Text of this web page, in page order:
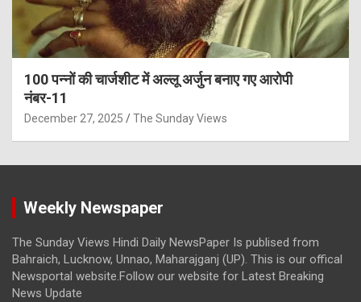
100 पन्नों की चार्जशीट में अल्लू अर्जुन बनाए गए आरोपी
नंबर-11
December 27, 2025 The Sunday Views
Weekly Newspaper
The Sunday Views Hindi Daily NewsPaper Is publised from
Bahraich, Lucknow, Unnao, Maharajganj (UP). This is our offical
Newsportal website.Follow our website for Latest Breaking
News Update